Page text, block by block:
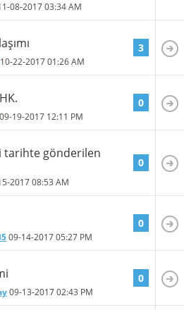
08-201703:34 AM
10-22-201701:26 AM
3
19-2017 12:11 PM
0
tarihte gönderilen
201708:53 AM
0
09-14-201705:27 PM
0
09-13-201702:43 PM
0